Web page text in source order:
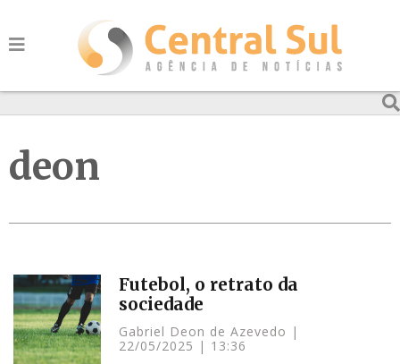
deon
Futebol, o retrato da
sociedade
Gabriel Deon de Azevedo
22/05/2025
13:36